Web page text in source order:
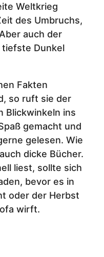
Weltkrieg
des Umbruchs,
auch der
Dunkel
Fakten
so ruft sie der
Blickwinkeln ins
gemacht und
gelesen. Wie
dicke Bücher.
liest, sollte sich
bevor es in
oder der Herbst
wirft.